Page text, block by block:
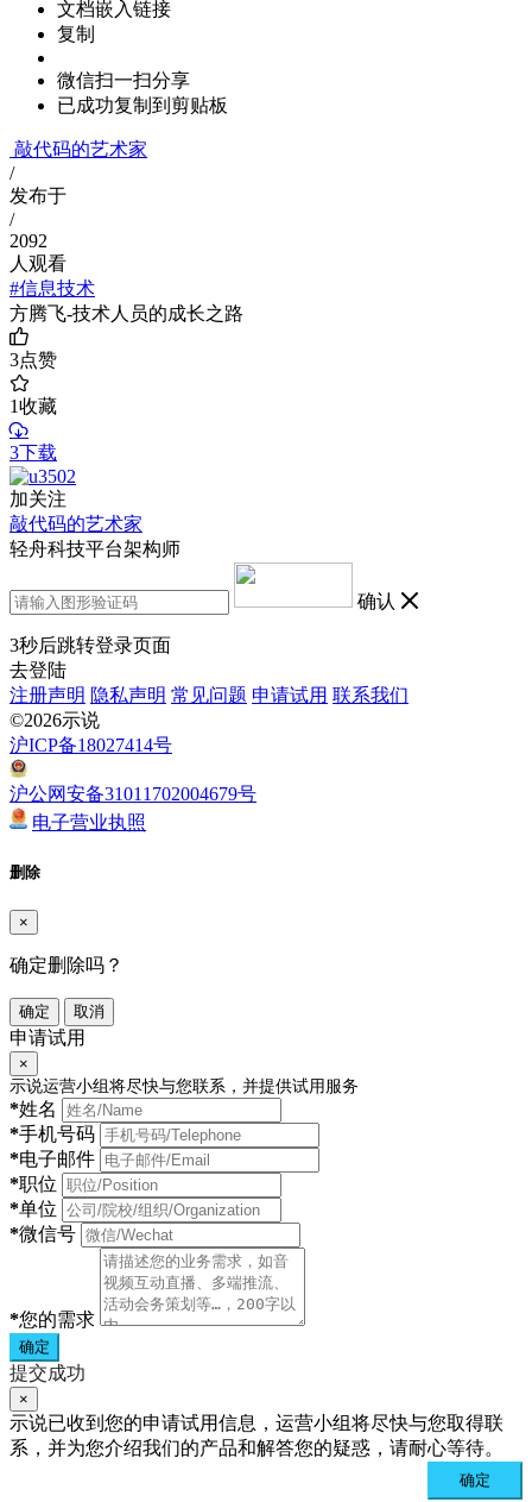
文档嵌入链接
复制
微信扫一扫分享
已成功复制到剪贴板
敲代码的艺术家
/
发布于
/
2092
人观看
#信息技术
方腾飞-技术人员的成长之路
3点赞
1收藏
3下载
加关注
敲代码的艺术家
轻舟科技平台架构师
确认
3秒后跳转登录页面
去登陆
注册声明 隐私声明 常见问题 申请试用 联系我们
©2026示说
沪ICP备18027414号
沪公网安备31011702004679号
电子营业执照
删除
×
确定删除吗？
确定 取消
申请试用
×
示说运营小组将尽快与您联系，并提供试用服务
*姓名
*手机号码
*电子邮件
*职位
*单位
*微信号
*您的需求
确定
提交成功
×
示说已收到您的申请试用信息，运营小组将尽快与您取得联
系，并为您介绍我们的产品和解答您的疑惑，请耐心等待。
确定